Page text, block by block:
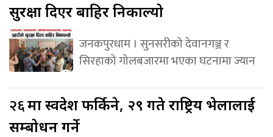
सुरक्षा दिएर बाहिर निकाल्यो
जनकपुरधाम । सुनसरीको देवानगञ्ज र
सिरहाको गोलबजारमा भएका घटनामा ज्यान
२६मा स्वदेश फर्किने, २९ गते राष्ट्रिय भेलालाई
सम्बोधन गर्ने